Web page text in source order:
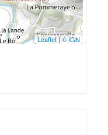
Leaflet|© IGN